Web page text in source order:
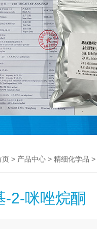
页> 产品中心> 精细化学品 >
-2-咪唑烷酮